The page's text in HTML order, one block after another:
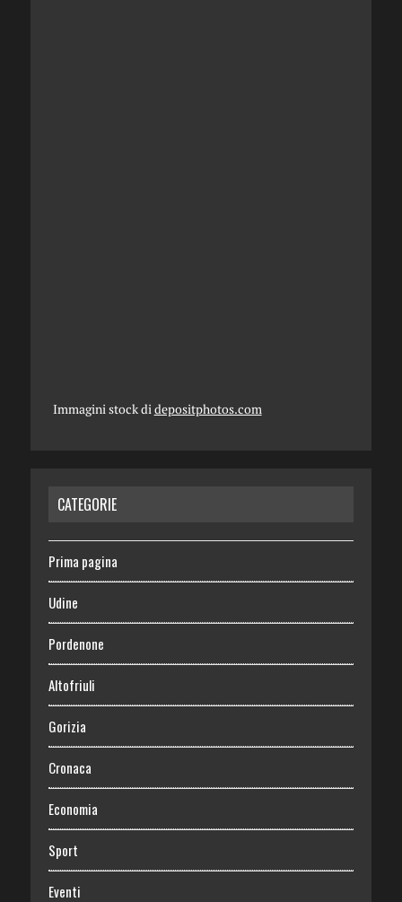
Immagini stock di depositphotos.com
CATEGORIE
Prima pagina
Udine
Pordenone
Altofriuli
Gorizia
Cronaca
Economia
Sport
Eventi